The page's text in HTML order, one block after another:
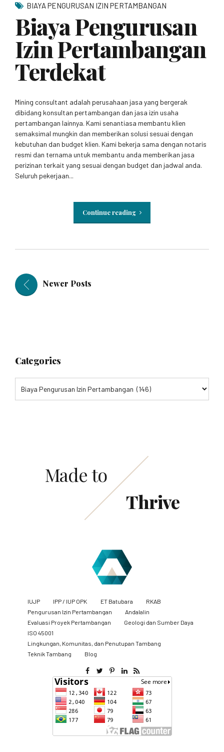
BIAYA PENGURUSAN IZIN PERTAMBANGAN
Biaya Pengurusan
Izin Pertambangan
Terdekat
Mining consultant adalah perusahaan jasa yang bergerak
dibidang konsultan pertambangan dan jasa izin usaha
pertambangan lainnya. Kami senantiasa membantu klien
semaksimal mungkin dan memberikan solusi sesuai dengan
kebutuhan dan budget klien. Kami bekerja sama dengan notaris
resmi dan ternama untuk membantu anda memberikan jasa
perizinan terkait yang sesuai dengan budget dan jadwal anda.
Seluruh pekerjaan...
Continue reading
Newer Posts
Categories
Made to
Thrive
IUJP IPP / IUP OPK ET Batubara
RKAB
Pengurusan Izin Pertambangan
Andalalin
Evaluasi Proyek Pertambangan
Geologi dan Sumber Daya
ISO 45001
Lingkungan, Komunitas, dan Penutupan Tambang
​Teknik Tambang
Blog